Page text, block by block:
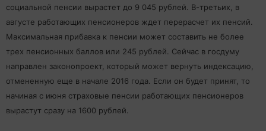
социальной пенсии вырастет до 9 045 рублей. В-третьих, в
августе работающих пенсионеров ждет перерасчет их пенсий.
Максимальная прибавка к пенсии может составить не более
трех пенсионных баллов или 245 рублей. Сейчас в госдуму
направлен законопроект, который может вернуть индексацию,
отмененную еще в начале 2016 года. Если он будет принят, то
начиная с июня страховые пенсии работающих пенсионеров
вырастут сразу на 1600 рублей.